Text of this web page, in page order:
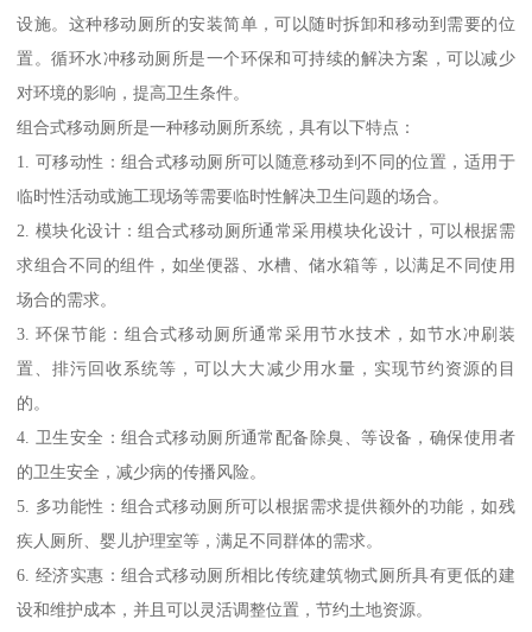
设施。这种移动厕所的安装简单，可以随时拆卸和移动到需要的位
置。循环水冲移动厕所是一个环保和可持续的解决方案，可以减少
对环境的影响，提高卫生条件。
组合式移动厕所是一种移动厕所系统，具有以下特点：
1. 可移动性：组合式移动厕所可以随意移动到不同的位置，适用于
临时性活动或施工现场等需要临时性解决卫生问题的场合。
2. 模块化设计：组合式移动厕所通常采用模块化设计，可以根据需
求组合不同的组件，如坐便器、水槽、储水箱等，以满足不同使用
场合的需求。
3. 环保节能：组合式移动厕所通常采用节水技术，如节水冲刷装
置、排污回收系统等，可以大大减少用水量，实现节约资源的目
的。
4. 卫生安全：组合式移动厕所通常配备除臭、等设备，确保使用者
的卫生安全，减少病的传播风险。
5. 多功能性：组合式移动厕所可以根据需求提供额外的功能，如残
疾人厕所、婴儿护理室等，满足不同群体的需求。
6. 经济实惠：组合式移动厕所相比传统建筑物式厕所具有更低的建
设和维护成本，并且可以灵活调整位置，节约土地资源。